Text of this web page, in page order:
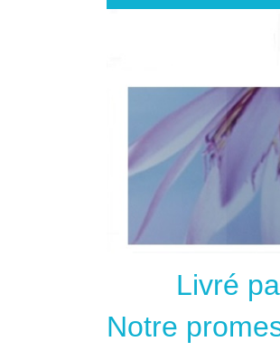
Livré
Notre